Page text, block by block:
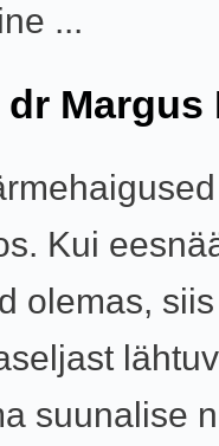
...
dr Margus
Kui
olemas,
suunalise